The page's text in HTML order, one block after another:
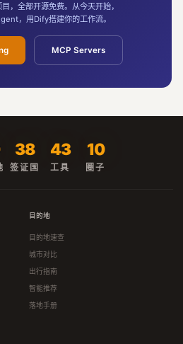
，全部开源免费。从今天开始，
，用Dify搭建你的工作流。
MCP Servers
38
签证国
43
工具
10
圈子
目的地
目的地速查
城市对比
出行指南
智能推荐
落地手册